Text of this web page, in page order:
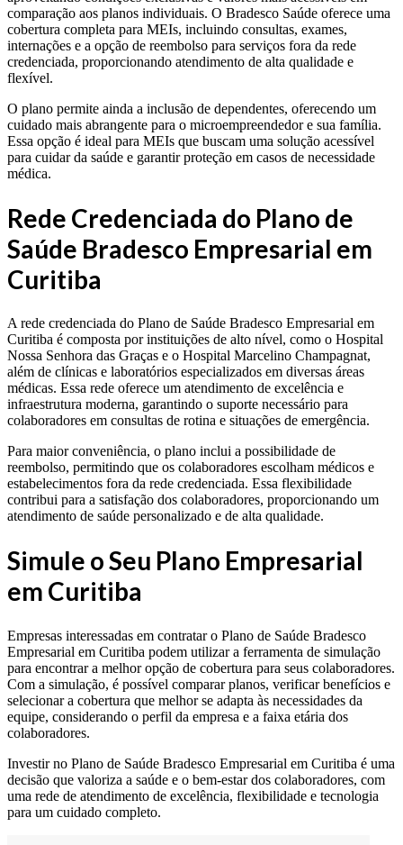
comparação aos planos individuais. O Bradesco Saúde oferece uma
cobertura completa para MEIs, incluindo consultas, exames,
internações e a opção de reembolso para serviços fora da rede
credenciada, proporcionando atendimento de alta qualidade e
flexível.
O plano permite ainda a inclusão de dependentes, oferecendo um
cuidado mais abrangente para o microempreendedor e sua família.
Essa opção é ideal para MEIs que buscam uma solução acessível
para cuidar da saúde e garantir proteção em casos de necessidade
médica.
Rede Credenciada do Plano de
Saúde Bradesco Empresarial em
Curitiba
A rede credenciada do Plano de Saúde Bradesco Empresarial em
Curitiba é composta por instituições de alto nível, como o Hospital
Nossa Senhora das Graças e o Hospital Marcelino Champagnat,
além de clínicas e laboratórios especializados em diversas áreas
médicas. Essa rede oferece um atendimento de excelência e
infraestrutura moderna, garantindo o suporte necessário para
colaboradores em consultas de rotina e situações de emergência.
Para maior conveniência, o plano inclui a possibilidade de
reembolso, permitindo que os colaboradores escolham médicos e
estabelecimentos fora da rede credenciada. Essa flexibilidade
contribui para a satisfação dos colaboradores, proporcionando um
atendimento de saúde personalizado e de alta qualidade.
Simule o Seu Plano Empresarial
em Curitiba
Empresas interessadas em contratar o Plano de Saúde Bradesco
Empresarial em Curitiba podem utilizar a ferramenta de simulação
para encontrar a melhor opção de cobertura para seus colaboradores.
Com a simulação, é possível comparar planos, verificar benefícios e
selecionar a cobertura que melhor se adapta às necessidades da
equipe, considerando o perfil da empresa e a faixa etária dos
colaboradores.
Investir no Plano de Saúde Bradesco Empresarial em Curitiba é uma
decisão que valoriza a saúde e o bem-estar dos colaboradores, com
uma rede de atendimento de excelência, flexibilidade e tecnologia
para um cuidado completo.